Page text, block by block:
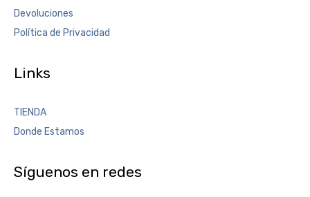
Devoluciones
Política de Privacidad
Links
TIENDA
Donde Estamos
Síguenos en redes